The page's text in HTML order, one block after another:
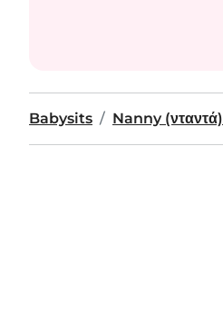
Babysits Nanny (νταντά)